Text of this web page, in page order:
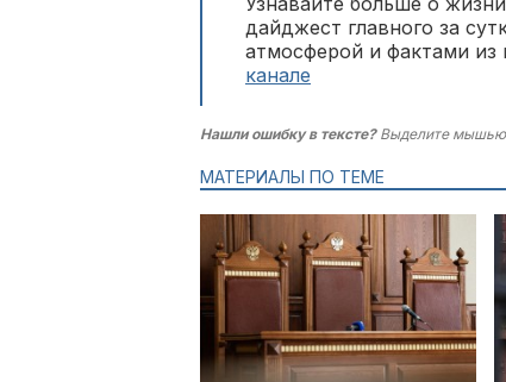
дайджест главного за
атмосферой и фактами
канале
Нашли ошибку в тексте?Выделите мышью
МАТЕРИАЛЫ ПО ТЕМЕ